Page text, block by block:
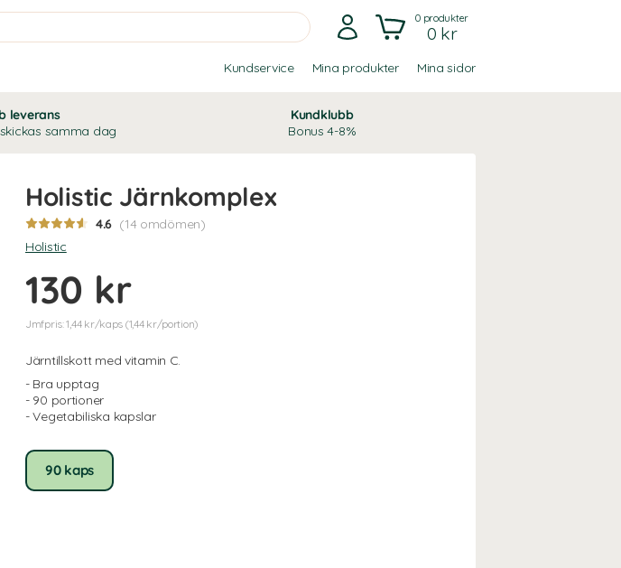
0produkter
0 kr
Kundservice Mina produkter Mina sidor
leverans
samma dag
Kundklubb
Bonus 4-8%
Holistic Järnkomplex
4.6 (14 omdömen)
Holistic
130 kr
Jmfpris: 1,44 kr/kaps (1,44 kr/portion)
Järntillskott med vitamin C.
- Bra upptag
- 90 portioner
- Vegetabiliska kapslar
90 kaps